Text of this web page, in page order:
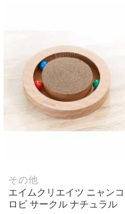
その他
エイムクリエイツ ニャンコ
ロビ サークル ナチュラル